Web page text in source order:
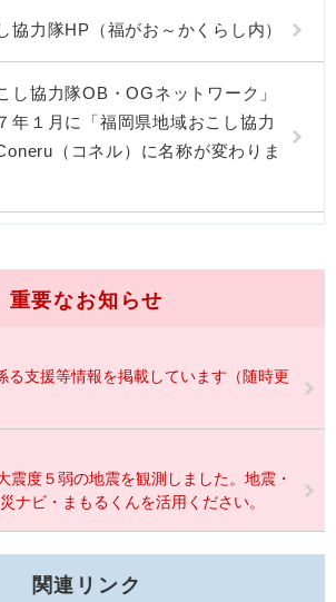
協力隊HP（福がお～かくらし内）
し協力隊OB・OGネットワーク」
年１月に「福岡県地域おこし協力
（コネル）に名称が変わりま
重要なお知らせ
る支援等情報を掲載しています（随時更
震度５弱の地震を観測しました。地震・
ナビ・まもるくんを活用ください。
関連リンク